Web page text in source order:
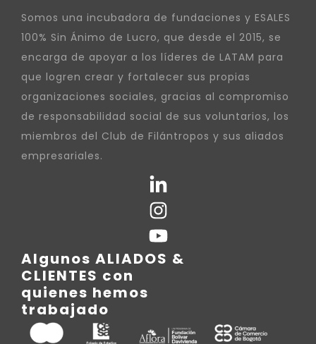
Somos una incubadora de fundaciones y ESALES
100% Sin Ánimo de Lucro, que desde el 2015, se
encarga de apoyar a los líderes de LATAM para
que logren crear y fortalecer sus propias
organizaciones sociales, gracias al compromiso
de responsabilidad social de sus voluntarios, los
miembros del Club de Filántropos y sus aliados
empresariales.
Algunos ALIADOS &
CLIENTES con
quienes hemos
trabajado